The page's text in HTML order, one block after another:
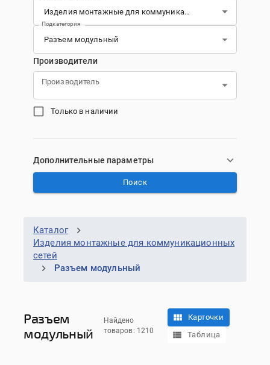
Подкатегория
Производители
Производитель
Только в наличии
Дополнительные параметры
Поиск
Каталог
Изделия монтажные для коммуникационных
сетей
Разъем модульный
Разъем
модульный
Найдено
товаров: 1210
Карточки
Таблица